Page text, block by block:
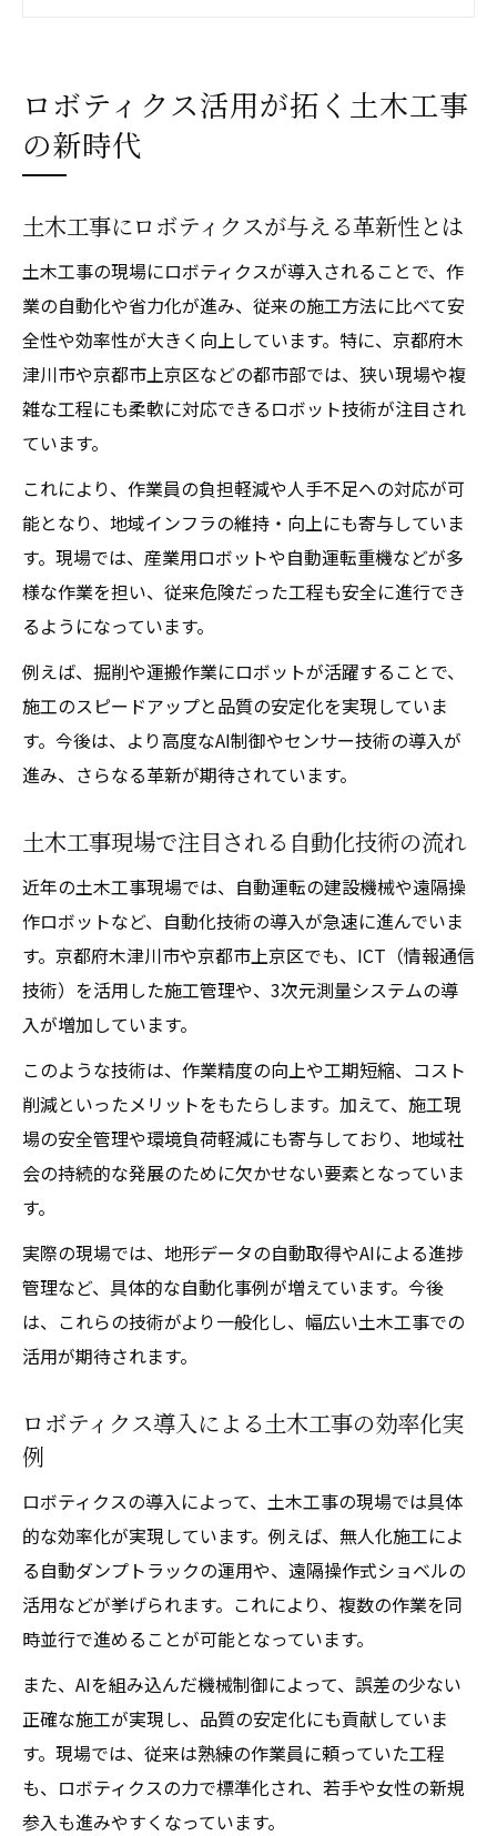
現場で進化する土木工事とロボット連携の
課題
能性
京都府現場で進化する土木工事の最前線
土木工事現場で実践される最新ロボット技
術
産業用ロボットが変える土木工事作業の現
場力
全性
施工現場で注目される土木工事のAI活用動
向
土木工事の現場革新とロボット普及の現状
分析
作業効率を高める土木工事ロボットの実力
土木工事現場でのロボット導入メリット解
説
土木工事における作業効率化の最新アプロ
ロボットが土木工事作業に果たす具体的役
割
AI搭載ロボットによる土木工事の最適化事
例
土木工事現場で選ばれるロボット技術の特
徴
安全性向上を目指した土木工事技術の革新
土木工事現場の安全強化に役立つロボット
技術
土木工事における事故防止策とロボティク
AIが支える土木工事現場の安全管理最前線
土木工事安全性向上のための先端技術トレ
ンド
ロボティクスで進化する土木工事現場の監
AI×土木工事が現場にもたらす未来像
ス
土木工事におけるAI技術の現場適用事例紹
介
AIロボットが支える土木工事の品質と精度
土木工事現場でAI活用が広がる背景と課題
AIで進化する土木工事の自動化と人材活用
現場で実感するロボット導入の効果とは
土木工事現場でのロボット活用効果の実態
ロボティクス活用が拓く土木工事
の新時代
土木工事にロボティクスが与える革新性とは
土木工事の現場にロボティクスが導入されることで、作
業の自動化や省力化が進み、従来の施工方法に比べて安
全性や効率性が大きく向上しています。特に、京都府木
津川市や京都市上京区などの都市部では、狭い現場や複
雑な工程にも柔軟に対応できるロボット技術が注目され
ています。
これにより、作業員の負担軽減や人手不足への対応が可
能となり、地域インフラの維持・向上にも寄与していま
す。現場では、産業用ロボットや自動運転重機などが多
様な作業を担い、従来危険だった工程も安全に進行でき
るようになっています。
例えば、掘削や運搬作業にロボットが活躍することで、
施工のスピードアップと品質の安定化を実現していま
す。今後は、より高度なAI制御やセンサー技術の導入が
進み、さらなる革新が期待されています。
土木工事現場で注目される自動化技術の流れ
近年の土木工事現場では、自動運転の建設機械や遠隔操
作ロボットなど、自動化技術の導入が急速に進んでいま
す。京都府木津川市や京都市上京区でも、ICT（情報通信
技術）を活用した施工管理や、3次元測量システムの導
入が増加しています。
このような技術は、作業精度の向上や工期短縮、コスト
削減といったメリットをもたらします。加えて、施工現
場の安全管理や環境負荷軽減にも寄与しており、地域社
会の持続的な発展のために欠かせない要素となっていま
す。
実際の現場では、地形データの自動取得やAIによる進捗
管理など、具体的な自動化事例が増えています。今後
は、これらの技術がより一般化し、幅広い土木工事での
活用が期待されます。
ロボティクス導入による土木工事の効率化実
例
ロボティクスの導入によって、土木工事の現場では具体
的な効率化が実現しています。例えば、無人化施工によ
る自動ダンプトラックの運用や、遠隔操作式ショベルの
活用などが挙げられます。これにより、複数の作業を同
時並行で進めることが可能となっています。
また、AIを組み込んだ機械制御によって、誤差の少ない
正確な施工が実現し、品質の安定化にも貢献していま
す。現場では、従来は熟練の作業員に頼っていた工程
も、ロボティクスの力で標準化され、若手や女性の新規
参入も進みやすくなっています。